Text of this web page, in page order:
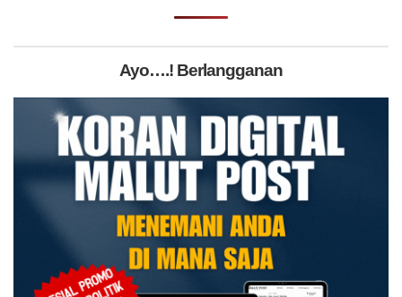
Ayo….! Berlangganan